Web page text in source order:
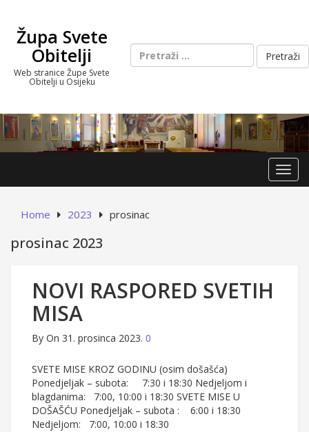
contentŽupa Svete
Obitelji
Web stranice Župe Svete
Obitelji u Osijeku
Pretraži:
Home 2023 prosinac
prosinac 2023
NOVI RASPORED SVETIH
MISA
By On 31. prosinca 2023. 0
SVETE MISE KROZ GODINU (osim došašća)
Ponedjeljak – subota: 7:30 i 18:30 Nedjeljom i
blagdanima: 7:00, 10:00 i 18:30 SVETE MISE U
DOŠAŠĆU Ponedjeljak – subota : 6:00 i 18:30
Nedjeljom: 7:00, 10:00 i 18:30